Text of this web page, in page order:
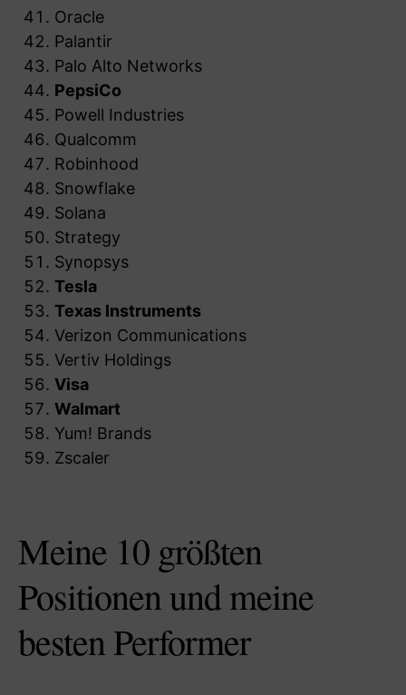
Oracle
Palantir
Palo Alto Networks
PepsiCo
Powell Industries
Qualcomm
Robinhood
Snowflake
Solana
Strategy
Synopsys
Tesla
Texas Instruments
Verizon Communications
Vertiv Holdings
Visa
Walmart
Yum! Brands
Zscaler
Meine 10 größten
Positionen und meine
besten Performer